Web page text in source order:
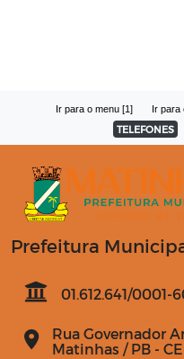
Ir para o menu [1] Ir para
TELEFONES
Prefeitura
01.612.641/0001-
Rua Governador
Matinhas / PB -